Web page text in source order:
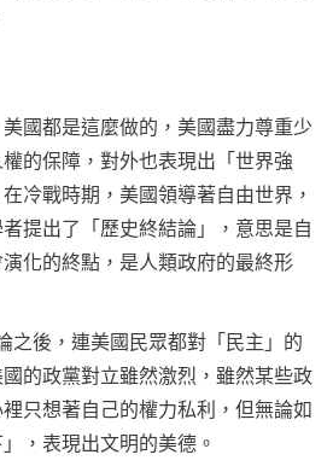
國都是這麼做的，美國盡力尊重少
的保障，對外也表現出「世界強
冷戰時期，美國領導著自由世界，
提出了「歷史終結論」，意思是自
化的終點，是人類政府的最終形
之後，連美國民眾都對「民主」的
的政黨對立雖然激烈，雖然某些政
只想著自己的權力私利，但無論如
，表現出文明的美德。